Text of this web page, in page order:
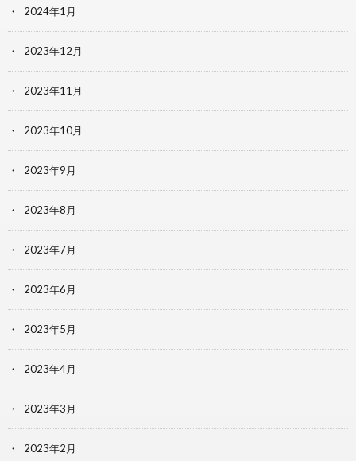
2024年1月
2023年12月
2023年11月
2023年10月
2023年9月
2023年8月
2023年7月
2023年6月
2023年5月
2023年4月
2023年3月
2023年2月